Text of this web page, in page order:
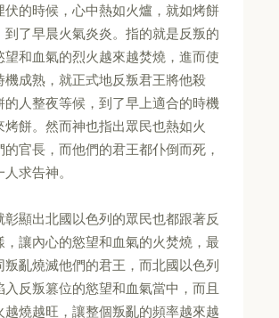
伏的時候，心中熱如火爐，就如烤餅
到了早晨火氣炎炎。指的就是反叛的
望和血氣的烈火越來越焚燒，進而使
機成熟，就正式地反叛君王將他殺
的人整夜等候，到了早上適合的時機
烤餅。然而神也指出眾民也熱如火
官長，而他們的君王都仆倒而死，
求告神。
彰顯出北國以色列的眾民也都跟著反
，讓內心的慾望和血氣的火焚燒，最
叛亂燒滅他們的君王，而北國以色列
入反叛篡位的慾望和血氣當中，而且
越燒越旺，讓整個叛亂的頻率越來越